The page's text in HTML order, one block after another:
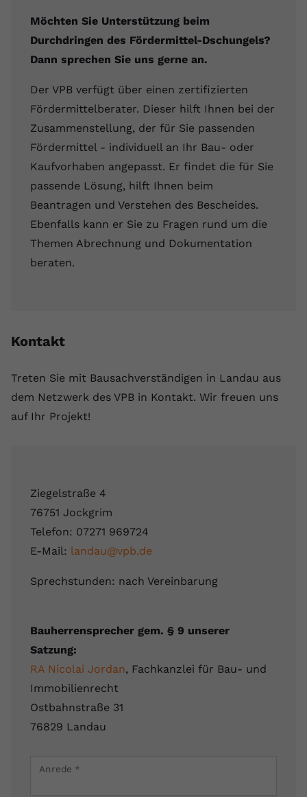
Möchten Sie Unterstützung beim
Durchdringen des Fördermittel-Dschungels?
Dann sprechen Sie uns gerne an.
Der VPB verfügt über einen zertifizierten
Fördermittelberater. Dieser hilft Ihnen bei der
Zusammenstellung, der für Sie passenden
Fördermittel - individuell an Ihr Bau- oder
Kaufvorhaben angepasst. Er findet die für Sie
passende Lösung, hilft Ihnen beim
Beantragen und Verstehen des Bescheides.
Ebenfalls kann er Sie zu Fragen rund um die
Themen Abrechnung und Dokumentation
beraten.
Kontakt
Treten Sie mit Bausachverständigen in Landau aus
dem Netzwerk des VPB in Kontakt. Wir freuen uns
auf Ihr Projekt!
Ziegelstraße 4
76751 Jockgrim
Telefon: 07271 969724
E-Mail: landau@vpb.de
Sprechstunden: nach Vereinbarung
Bauherrensprecher gem. § 9 unserer
Satzung:
RA Nicolai Jordan, Fachkanzlei für Bau- und
Immobilienrecht
Ostbahnstraße 31
76829 Landau
Ziegelstraße 4, 76751 Jockgrim, Deutschland
Anrede *